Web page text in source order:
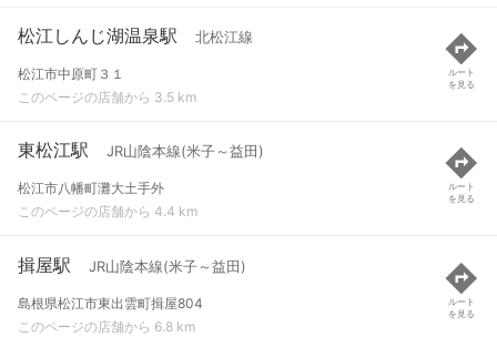
松江しんじ湖温泉駅 北松江線
松江市中原町３１
このページの店舗から 3.5 km
ルート
を見る
東松江駅 JR山陰本線(米子～益田)
松江市八幡町灘大土手外
このページの店舗から 4.4 km
ルート
を見る
揖屋駅 JR山陰本線(米子～益田)
島根県松江市東出雲町揖屋804
このページの店舗から 6.8 km
ルート
を見る